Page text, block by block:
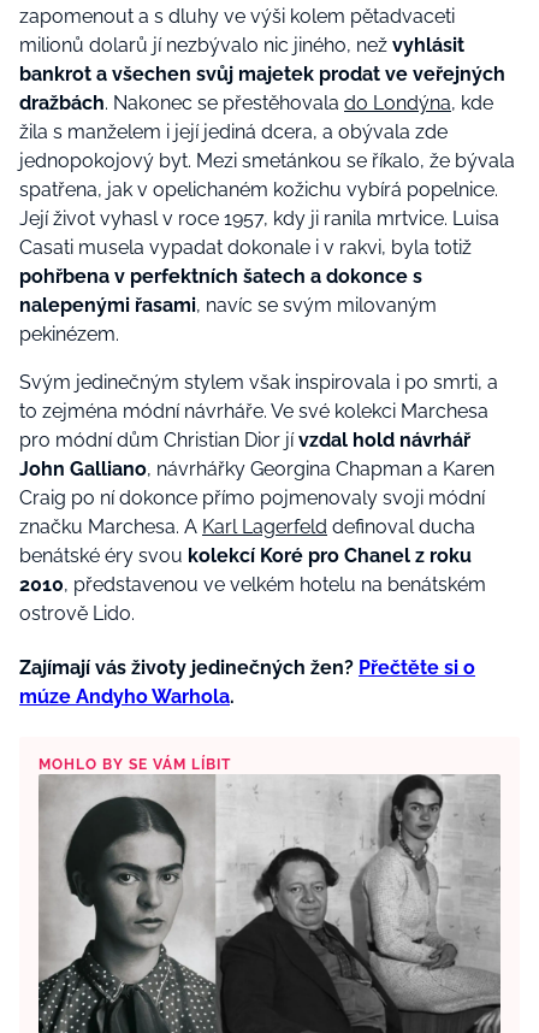
zapomenout a s dluhy ve výši kolem pětadvaceti
milionů dolarů jí nezbývalo nic jiného, než vyhlásit
bankrot a všechen svůj majetek prodat ve veřejných
dražbách. Nakonec se přestěhovala do Londýna, kde
žila s manželem i její jediná dcera, a obývala zde
jednopokojový byt. Mezi smetánkou se říkalo, že bývala
spatřena, jak v opelichaném kožichu vybírá popelnice.
Její život vyhasl v roce 1957, kdy ji ranila mrtvice. Luisa
Casati musela vypadat dokonale i v rakvi, byla totiž
pohřbena v perfektních šatech a dokonce s
nalepenými řasami, navíc se svým milovaným
pekinézem.
Svým jedinečným stylem však inspirovala i po smrti, a
to zejména módní návrháře. Ve své kolekci Marchesa
pro módní dům Christian Dior jívzdal hold návrhář
John Galliano, návrhářky Georgina Chapman a Karen
Craig po ní dokonce přímo pojmenovaly svoji módní
značku Marchesa. A Karl Lagerfeld definoval ducha
benátské éry svou kolekcí Koré pro Chanel z roku
2010, představenou ve velkém hotelu na benátském
ostrově Lido.
Zajímají vás životy jedinečných žen? Přečtěte si o
múze Andyho Warhola.
MOHLO BY SE VÁM LÍBIT